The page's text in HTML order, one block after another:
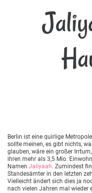
Berlin ist eine quirlige
sollte meinen, es gibt nichts,
glauben, wäre ein großer
ihren mehr als 3,5 Mio.
Namen Jaliyaah. Zumindest
Standesämter in den letzten
Vielleicht ändert sich dies ja
nach vielen Jahren mal wieder